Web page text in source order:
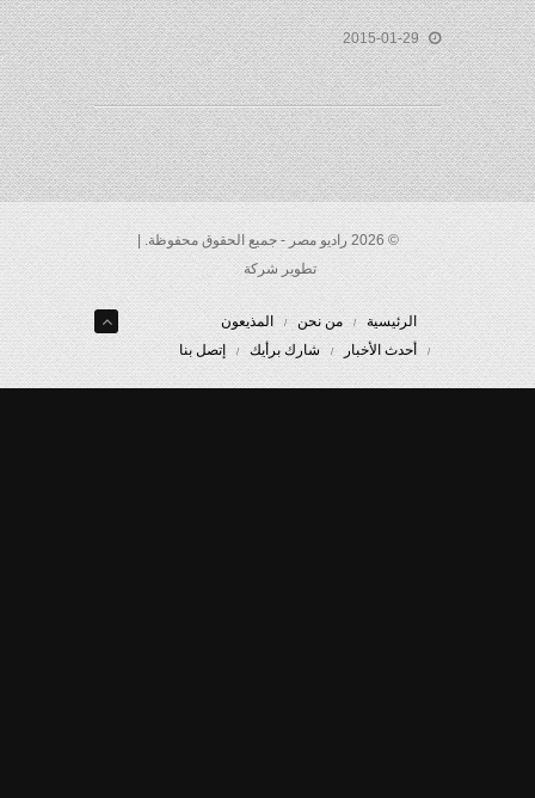
2015-01-29
© 2026 راديو مصر - جميع الحقوق محفوظة. |
تطوير شركة
الرئيسية من نحن
المذيعون
أحدث الأخبار
شارك برأيك إتصل بنا